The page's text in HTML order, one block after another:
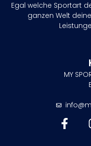
Egal welche Sportart
ganzen Welt
MY